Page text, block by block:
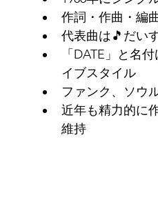
作詞・作曲・編
代表曲は🎵だい
「DATE」と名
イブスタイル
ファンク、ソウ
近年も精力的に
維持